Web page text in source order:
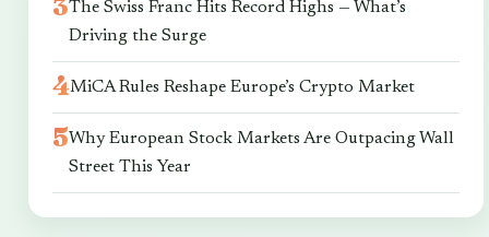
The Swiss Franc Hits Record Highs — What’s
Driving the Surge
MiCA Rules Reshape Europe’s Crypto Market
Why European Stock Markets Are Outpacing Wall
Street This Year